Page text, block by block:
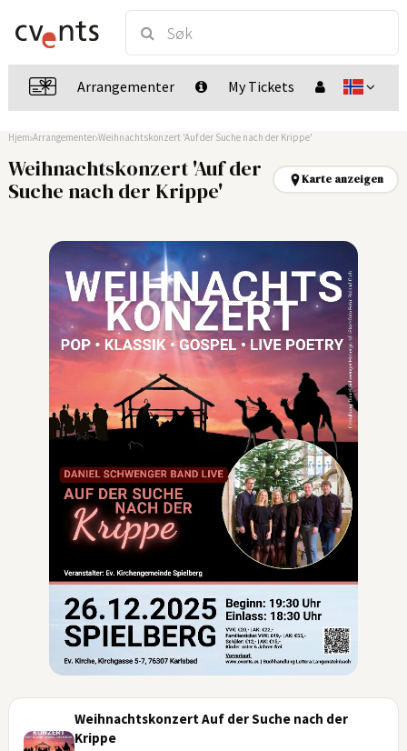
Arrangementer My Tickets
Hjem Arrangementer Weihnachtskonzert 'Auf der Suche nach der Krippe'
Weihnachtskonzert 'Auf der
Suche nach der Krippe'
Karte anzeigen
Weihnachtskonzert Auf der Suche nach der
Krippe